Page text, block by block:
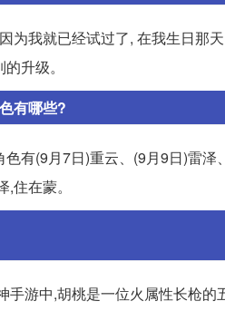
为我就已经试过了, 在我生日那
升级。
有哪些?
色有(9月7日)重云、(9月9日)雷
住在蒙。
手游中,胡桃是一位火属性长枪